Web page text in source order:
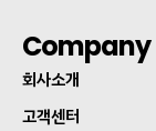
Company
회사소개
고객센터